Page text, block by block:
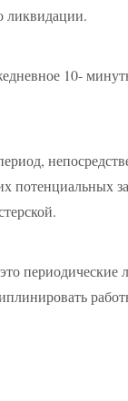
ликвидации.
10-
потенциальных